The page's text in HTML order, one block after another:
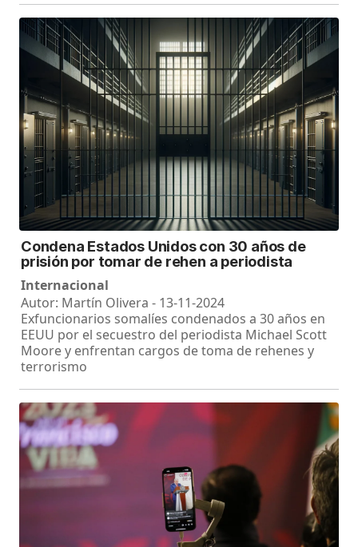
Condena Estados Unidos con 30 años de
prisión por tomar de rehen a periodista
Internacional
Autor: Martín Olivera - 13-11-2024
Exfuncionarios somalíes condenados a 30 años en
EEUU por el secuestro del periodista Michael Scott
Moore y enfrentan cargos de toma de rehenes y
terrorismo